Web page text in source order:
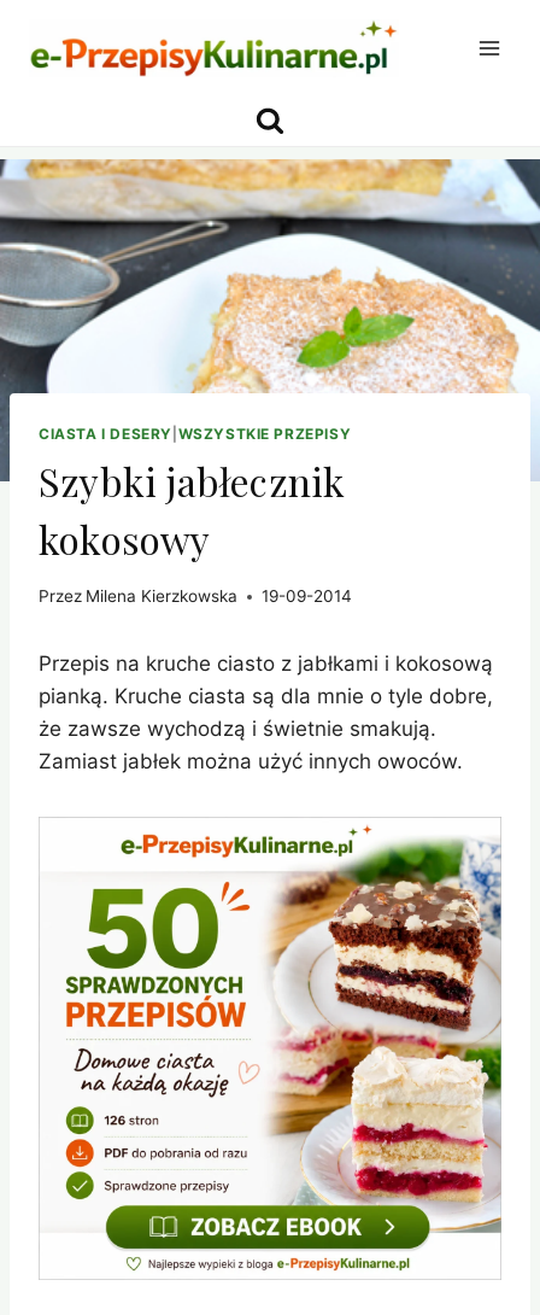
CIASTA I DESERY WSZYSTKIE PRZEPISY
Szybki jabłecznik
kokosowy
Przez Milena Kierzkowska 19-09-2014
Przepis na kruche ciasto z jabłkami i kokosową
pianką. Kruche ciasta są dla mnie o tyle dobre,
że zawsze wychodzą i świetnie smakują.
Zamiast jabłek można użyć innych owoców.